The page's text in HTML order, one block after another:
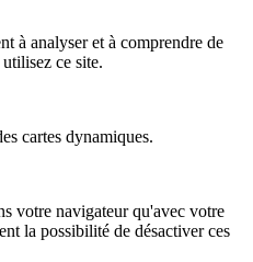
à analyser et à comprendre de
ce site.
cartes dynamiques.
votre navigateur qu'avec votre
la possibilité de désactiver ces